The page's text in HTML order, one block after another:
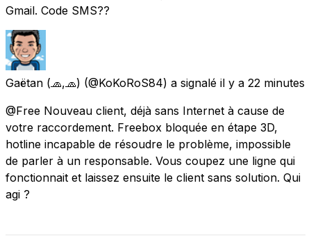
Gmail. Code SMS??
Gaëtan (🧢,🧢) (@KoKoRoS84) a signalé il y a 22 minutes
@Free Nouveau client, déjà sans Internet à cause de
votre raccordement. Freebox bloquée en étape 3D,
hotline incapable de résoudre le problème, impossible
de parler à un responsable. Vous coupez une ligne qui
fonctionnait et laissez ensuite le client sans solution. Qui
agi ?